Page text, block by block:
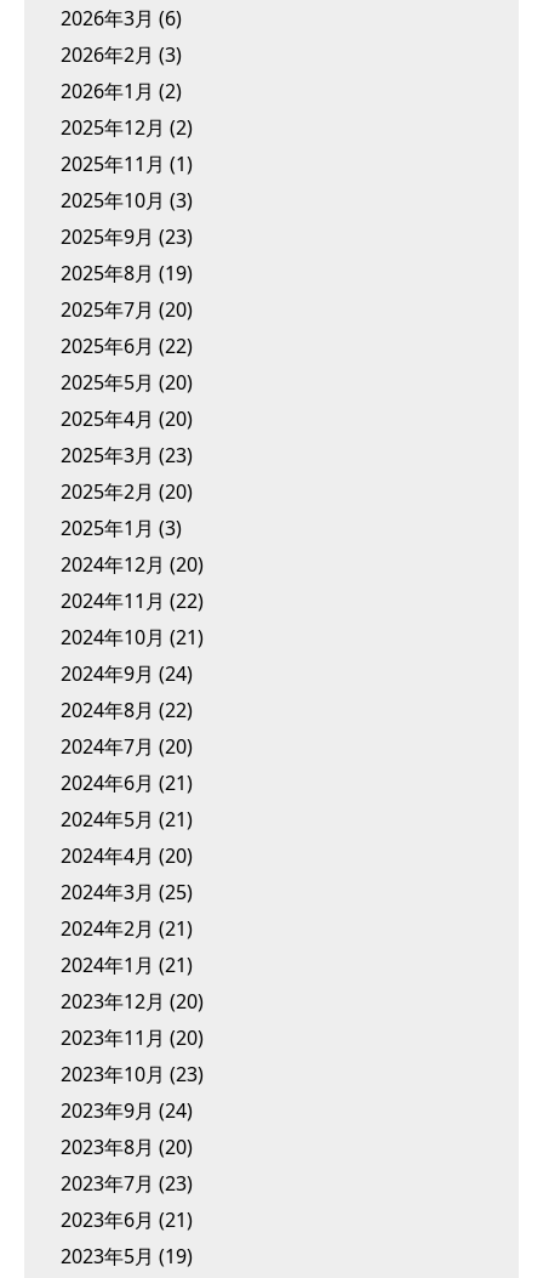
2026年3月 (6)
2026年2月 (3)
2026年1月 (2)
2025年12月 (2)
2025年11月 (1)
2025年10月 (3)
2025年9月 (23)
2025年8月 (19)
2025年7月 (20)
2025年6月 (22)
2025年5月 (20)
2025年4月 (20)
2025年3月 (23)
2025年2月 (20)
2025年1月 (3)
2024年12月 (20)
2024年11月 (22)
2024年10月 (21)
2024年9月 (24)
2024年8月 (22)
2024年7月 (20)
2024年6月 (21)
2024年5月 (21)
2024年4月 (20)
2024年3月 (25)
2024年2月 (21)
2024年1月 (21)
2023年12月 (20)
2023年11月 (20)
2023年10月 (23)
2023年9月 (24)
2023年8月 (20)
2023年7月 (23)
2023年6月 (21)
2023年5月 (19)